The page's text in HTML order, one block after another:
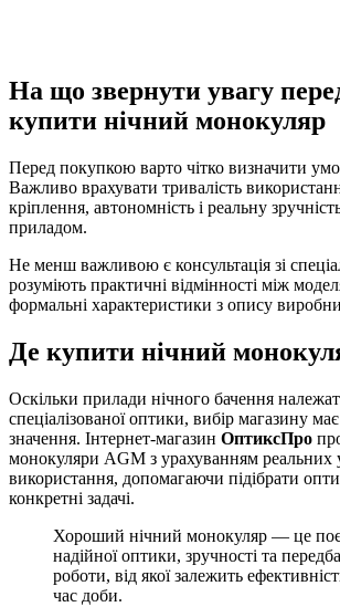
На що звернути увагу
купити нічний монокуляр
Перед покупкою варто чітко визначити
Важливо врахувати тривалість
кріплення, автономність і реальну
приладом.
Не менш важливою є консультація зі
розуміють практичні відмінності між
формальні характеристики з опису
Де купити нічний
Оскільки прилади нічного бачення
спеціалізованої оптики, вибір магазину
значення. Інтернет-магазин ОптиксПро
монокуляри AGM з урахуванням реальних
використання, допомагаючи підібрати
конкретні задачі.
Хороший нічний монокуляр — це
надійної оптики, зручності та
роботи, від якої залежить
час доби.